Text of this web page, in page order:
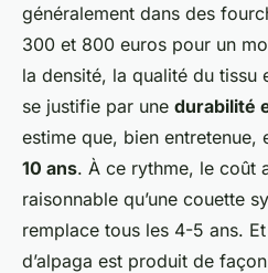
généralement dans des
300 et 800 euros pour un
la densité, la qualité du tissu
se justifie par une durabilité
estime que, bien entretenue,
10 ans. À ce rythme, le coût
raisonnable qu’une couette
remplace tous les 4-5 ans.
d’alpaga est produit de